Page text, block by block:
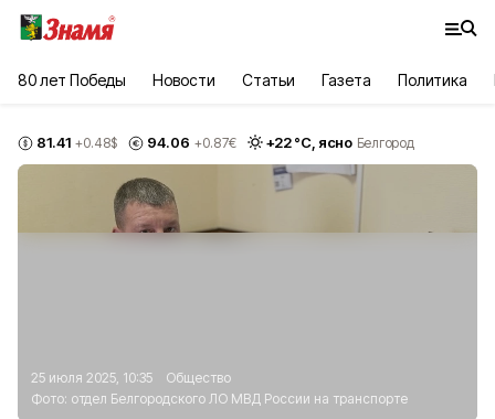
80 лет Победы Новости Статьи Газета Политика
81.41 +0.48$ 94.06 +0.87€ +22°С, ясно Белгород
25 июля 2025, 10:35
Общество
Фото: отдел Белгородского ЛО МВД России на транспорте